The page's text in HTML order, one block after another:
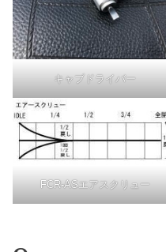
キャブドライバー
FCR-ASエアスクリュー